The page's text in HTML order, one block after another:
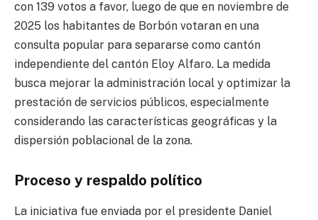
con 139 votos a favor, luego de que en noviembre de
2025 los habitantes de Borbón votaran en una
consulta popular para separarse como cantón
independiente del cantón Eloy Alfaro. La medida
busca mejorar la administración local y optimizar la
prestación de servicios públicos, especialmente
considerando las características geográficas y la
dispersión poblacional de la zona.
Proceso y respaldo político
La iniciativa fue enviada por el presidente Daniel